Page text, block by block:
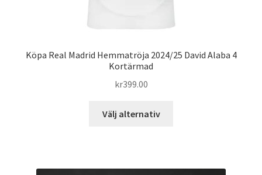
Köpa Real Madrid Hemmatröja 2024/25 David Alaba 4
Kortärmad
kr399.00
Välj alternativ